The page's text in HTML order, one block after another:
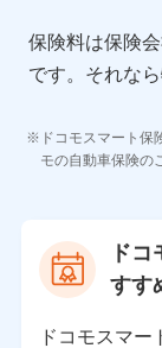
報、建物の
齢などの情
【共同して利
当社
当社又は株
スにおける
を受けてい
保険料は保険
です。 それな
ドコモスマート保
モの自動車保険の
ド
すす
ドコモスマ